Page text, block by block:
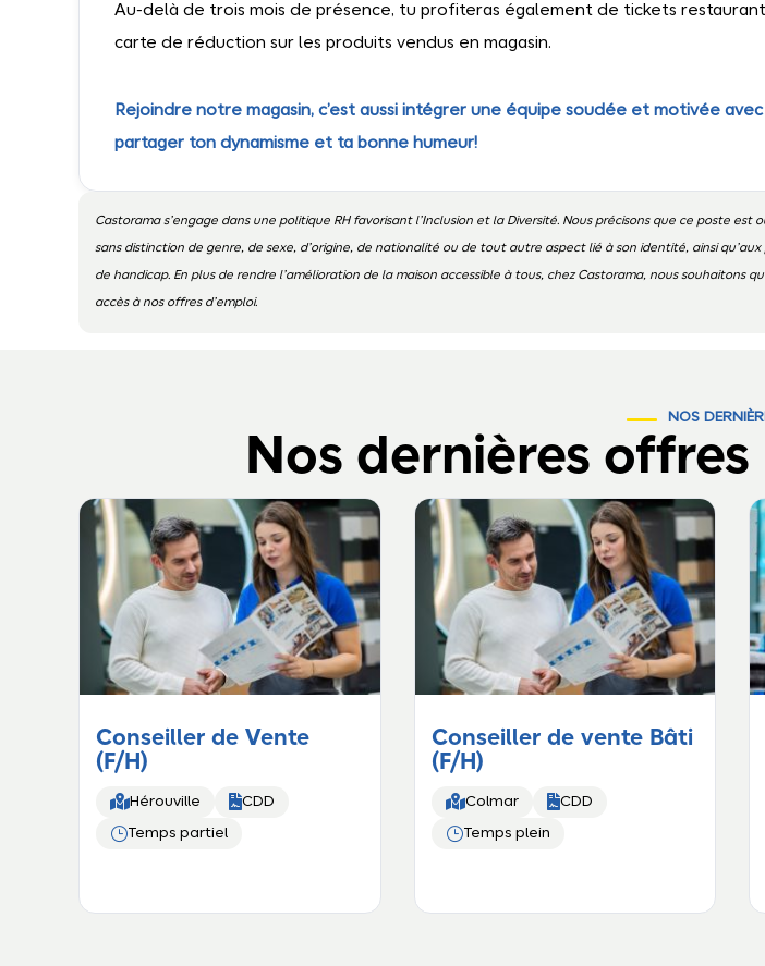
Au-delà de trois mois de présence, tu profiteras également de tickets restaurant
carte de réduction sur les produits vendus en magasin.
Rejoindre notre magasin, c’est aussi intégrer une équipe soudée et motivée
partager ton dynamisme et ta bonne humeur!
Castorama s’engage dans une politique RH favorisant l’Inclusion et la Diversité. Nous précisons que ce poste
sans distinction de genre, de sexe, d’origine, de nationalité ou de tout autre aspect lié à son identité, ainsi
de handicap. En plus de rendre l’amélioration de la maison accessible à tous, chez Castorama, nous souhaitons
accès à nos offres d’emploi.
NOS
Nos dernières
Conseiller de Vente
(F/H)
Hérouville CDD
}Temps partiel
Conseiller de vente Bâti
(F/H)
Colmar CDD
}Temps plein